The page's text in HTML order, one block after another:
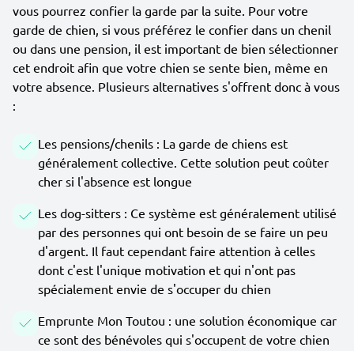
vous pourrez confier la garde par la suite. Pour votre
garde de chien, si vous préférez le confier dans un chenil
ou dans une pension, il est important de bien sélectionner
cet endroit afin que votre chien se sente bien, même en
votre absence. Plusieurs alternatives s'offrent donc à vous
:
Les pensions/chenils : La garde de chiens est
généralement collective. Cette solution peut coûter
cher si l'absence est longue
Les dog-sitters : Ce système est généralement utilisé
par des personnes qui ont besoin de se faire un peu
d'argent. Il faut cependant faire attention à celles
dont c'est l'unique motivation et qui n'ont pas
spécialement envie de s'occuper du chien
Emprunte Mon Toutou : une solution économique car
ce sont des bénévoles qui s'occupent de votre chien